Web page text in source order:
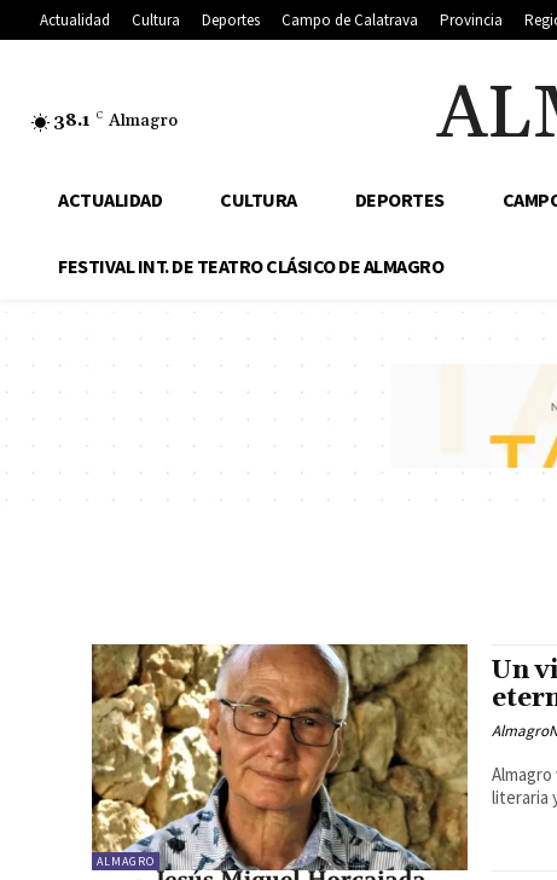
Actualidad Cultura Deportes Campo de Calatrava Provincia
38.1 C Almagro
ACTUALIDAD CULTURA DEPORTES
FESTIVAL INT. DE TEATRO CLÁSICO DE ALMAGRO
ALMAGRO
Un
literaria